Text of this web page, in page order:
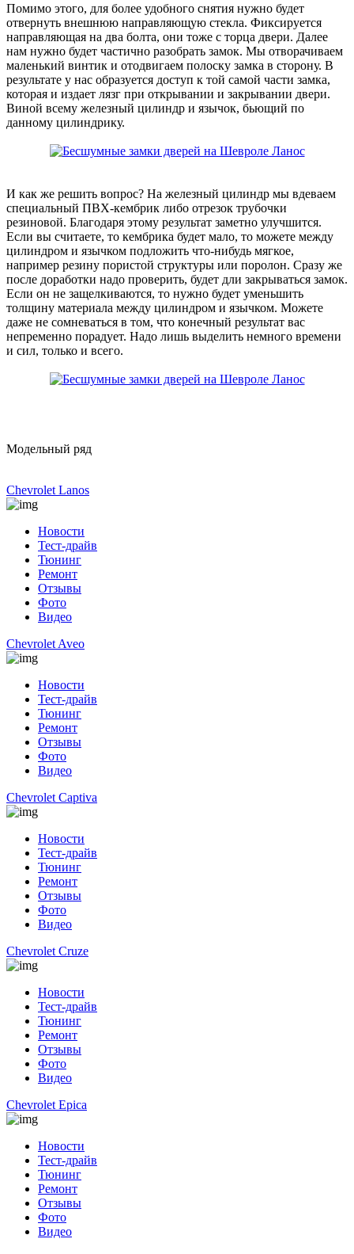
Помимо этого, для более удобного снятия нужно будет
отвернуть внешнюю направляющую стекла. Фиксируется
направляющая на два болта, они тоже с торца двери. Далее
нам нужно будет частично разобрать замок. Мы отворачиваем
маленький винтик и отодвигаем полоску замка в сторону. В
результате у нас образуется доступ к той самой части замка,
которая и издает лязг при открывании и закрывании двери.
Виной всему железный цилиндр и язычок, бьющий по
данному цилиндрику.
И как же решить вопрос? На железный цилиндр мы вдеваем
специальный ПВХ-кембрик либо отрезок трубочки
резиновой. Благодаря этому результат заметно улучшится.
Если вы считаете, то кембрика будет мало, то можете между
цилиндром и язычком подложить что-нибудь мягкое,
например резину пористой структуры или поролон. Сразу же
после доработки надо проверить, будет дли закрываться замок.
Если он не защелкиваются, то нужно будет уменьшить
толщину материала между цилиндром и язычком. Можете
даже не сомневаться в том, что конечный результат вас
непременно порадует. Надо лишь выделить немного времени
и сил, только и всего.
Модельный ряд
Chevrolet Lanos
Новости
Тест-драйв
Тюнинг
Ремонт
Отзывы
Фото
Видео
Chevrolet Aveo
Новости
Тест-драйв
Тюнинг
Ремонт
Отзывы
Фото
Видео
Chevrolet Captiva
Новости
Тест-драйв
Тюнинг
Ремонт
Отзывы
Фото
Видео
Chevrolet Cruze
Новости
Тест-драйв
Тюнинг
Ремонт
Отзывы
Фото
Видео
Chevrolet Epica
Новости
Тест-драйв
Тюнинг
Ремонт
Отзывы
Фото
Видео